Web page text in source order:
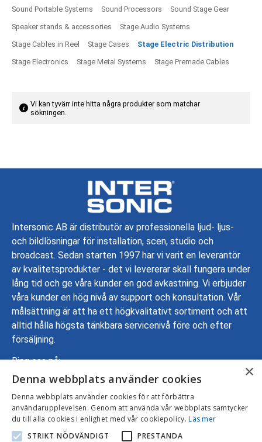
Sound Portable Systems
Sound Processors
Sound Stage Gear
Speaker stands & accessories
Stage Audio Systems
Stage Cables in Reel
Stage Cases
Stage Electric Distribution
Stage Electronics
Stage Metal Systems Stage Premade Cables
Vi kan tyvärr inte hitta några produkter som matchar
sökningen.
Intersonic AB är distributör av professionella ljud- ljus-
och bildlösningar för installation, scen, studio och
broadcast. Sedan starten 1997 har vi varit en leverantör
av kvalitetsprodukter - det vi levererar skall fungera under
lång tid och ge våra kunder en god avkastning. Vi erbjuder
våra kunder en hög nivå av support och konsultation. Vår
målsättning är att ha ett högkvalitativt sortiment och att
alltid hålla högsta tänkbara servicenivå före och efter
försäljning.
Ring oss på:
08-799 70 00
Adress: Gustavslundsvägen 137, 167 51 Bromma
Mejla oss:info@intersonic.se
×
Denna webbplats använder cookies
Denna webbplats använder cookies för att förbättra
användarupplevelsen. Genom att använda vår webbplats samtycker
du till alla cookies i enlighet med vår cookiepolicy.Läs mer
STRIKT NÖDVÄNDIGT
PRESTANDA